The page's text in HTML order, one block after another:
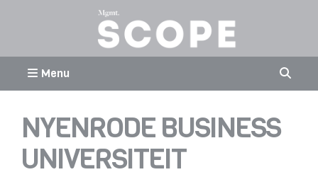
Menu
NYENRODE BUSINESS
UNIVERSITEIT